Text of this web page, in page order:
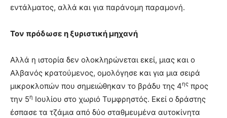
εντάλματος, αλλά και για παράνομη παραμονή.
Τον πρόδωσε η ξυριστική μηχανή
Αλλά η ιστορία δεν ολοκληρώνεται εκεί, μιας και ο
Αλβανός κρατούμενος, ομολόγησε και για μια σειρά
μικροκλοπών που σημειώθηκαν το βράδυ της 4ης προς
την 5η Ιουλίου στο χωριό Τυμφρηστός. Εκεί ο δράστης
έσπασε τα τζάμια από δύο σταθμευμένα αυτοκίνητα